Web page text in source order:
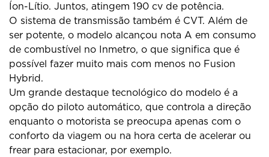
Íon-Lítio. Juntos, atingem 190 cv de potência.
O sistema de transmissão também é CVT. Além de
ser potente, o modelo alcançou nota A em consumo
de combustível no Inmetro, o que significa que é
possível fazer muito mais com menos no Fusion
Hybrid.
Um grande destaque tecnológico do modelo é a
opção do piloto automático, que controla a direção
enquanto o motorista se preocupa apenas com o
conforto da viagem ou na hora certa de acelerar ou
frear para estacionar, por exemplo.